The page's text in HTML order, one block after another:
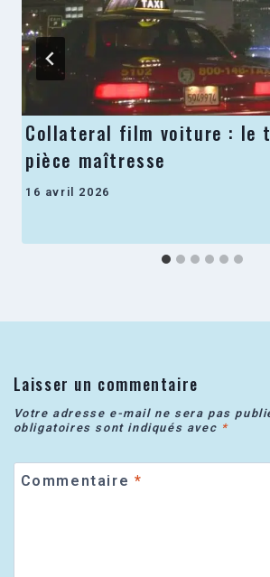
Collateral film voiture : le
pièce maîtresse
16 avril 2026
Laisser un commentaire
Votre adresse e-mail ne sera pas
obligatoires sont indiqués avec *
Commentaire *